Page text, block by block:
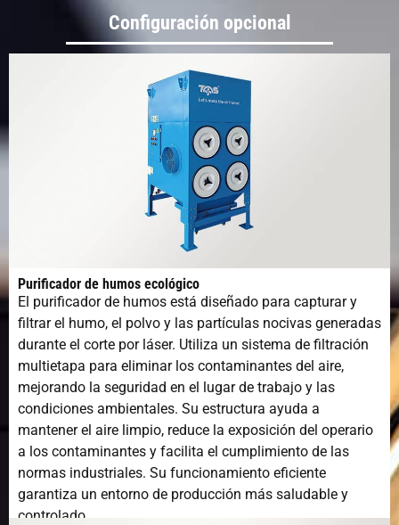
Componentes
Schneider
SMC/AirTAC
S&A/Hanli
movimiento
100m/min
Aceleración
máxima
1.0G
Precisión de
posicionamiento
±0,01 mm
Precisión de
posicionamiento
repetido
±0,03 mm
Configuración opcional
Purificador de humos ecológico
El purificador de humos está diseñado para capturar y
filtrar el humo, el polvo y las partículas nocivas generadas
durante el corte por láser. Utiliza un sistema de filtración
multietapa para eliminar los contaminantes del aire,
mejorando la seguridad en el lugar de trabajo y las
condiciones ambientales. Su estructura ayuda a
mantener el aire limpio, reduce la exposición del operario
a los contaminantes y facilita el cumplimiento de las
normas industriales. Su funcionamiento eficiente
garantiza un entorno de producción más saludable y
controlado.